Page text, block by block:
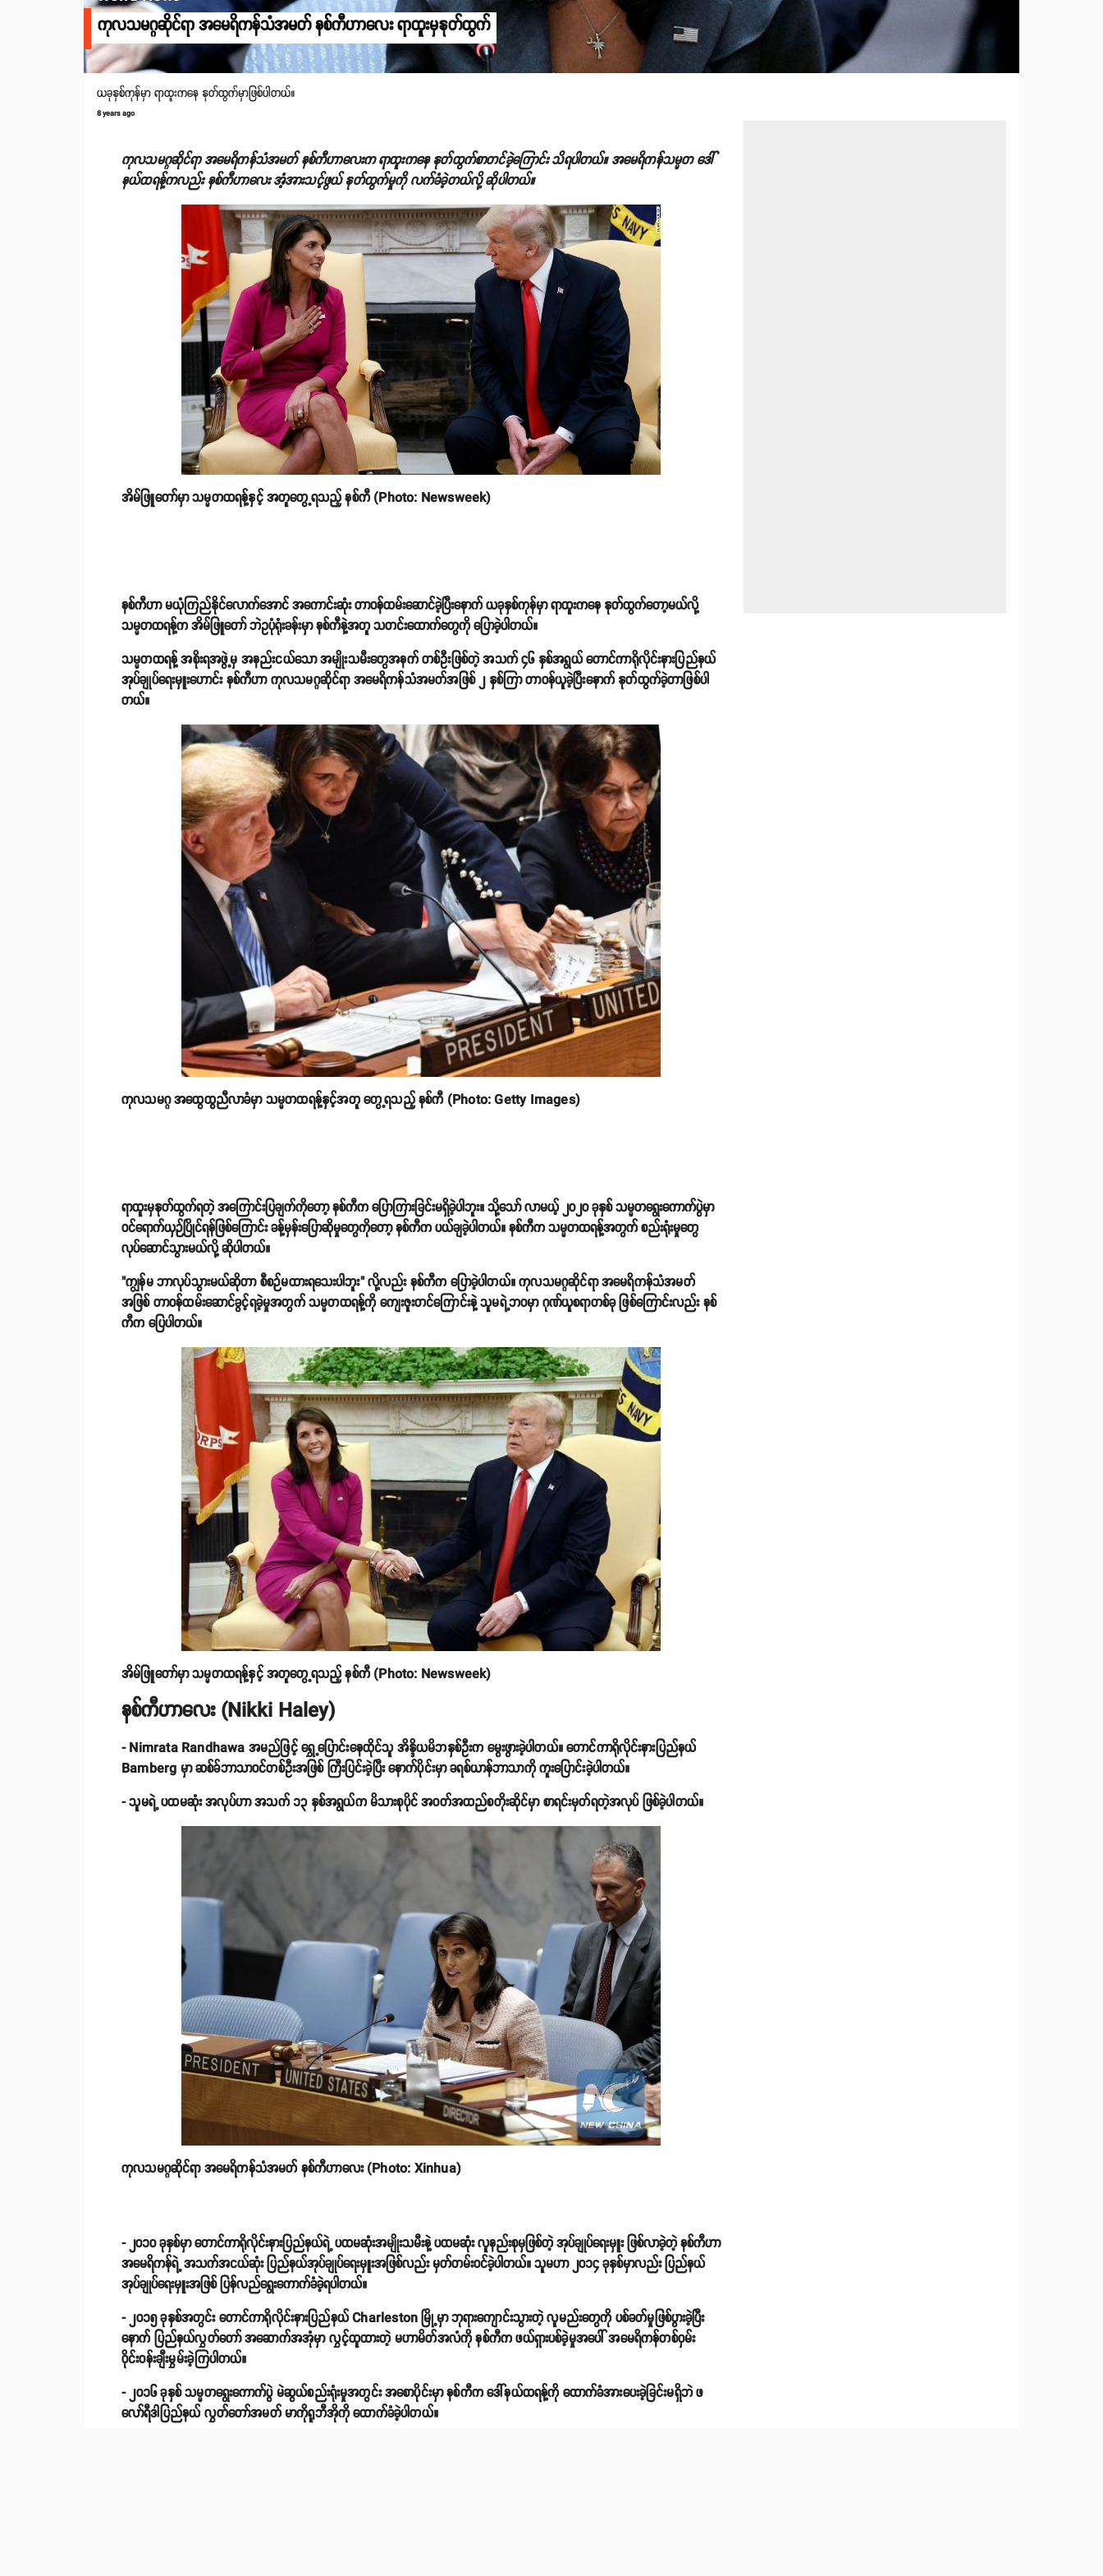
ကုလသမဂ္ဂဆိုင်ရာ အမေရိကန်သံအမတ် နစ်ကီဟာလေး ရာထူးမှနုတ်ထွက်
ယခုနှစ်ကုန်မှာ ရာထူးကနေ နုတ်ထွက်မှာဖြစ်ပါတယ်။
8 years ago
ကုလသမဂ္ဂဆိုင်ရာ အမေရိကန်သံအမတ် နစ်ကီဟာလေးက ရာထူးကနေ နုတ်ထွက်စာတင်ခဲ့ကြောင်း သိရပါတယ်။ အမေရိကန်သမ္မတ ဒေါ်
နယ်ထရန့်ကလည်း နစ်ကီဟာလေးအံ့အားသင့်ဖွယ်နုတ်ထွက်မှုကို လက်ခံခဲ့တယ်လို့ ဆိုပါတယ်။
အိမ်ဖြူတော်မှာ သမ္မတထရန့်နှင့် အတူတွေ့ရသည့် နစ်ကီ (Photo: Newsweek)
နစ်ကီဟာ မယုံကြည်နိုင်လောက်အောင် အကောင်းဆုံး တာဝန်ထမ်းဆောင်ခဲ့ပြီးနောက် ယခုနှစ်ကုန်မှာ ရာထူးကနေ နုတ်ထွက်တော့မယ်လို့
သမ္မတထရန့်က အိမ်ဖြူတော် ဘဲဥပုံရုံးခန်းမှာ နစ်ကီနဲ့အတူ သတင်းထောက်တွေကို ပြောခဲ့ပါတယ်။
သမ္မတထရန့် အစိုးရအဖွဲ့မှ အနည်းငယ်သော အမျိုးသမီးတွေအနက် တစ်ဦးဖြစ်တဲ့ အသက် ၄၆ နှစ်အရွယ် တောင်ကာရိုလိုင်းနားပြည်နယ်
အုပ်ချုပ်ရေးမှူးဟောင်း နစ်ကီဟာ ကုလသမဂ္ဂဆိုင်ရာ အမေရိကန်သံအမတ်အဖြစ် ၂ နှစ်ကြာ တာဝန်ယူခဲ့ပြီးနောက် နုတ်ထွက်ခဲ့တာဖြစ်ပါ
တယ်။
ကုလသမဂ္ဂ အထွေထွညီလာခံမှာ သမ္မတထရန့်နှင့်အတူ တွေ့ရသည့် နစ်ကီ (Photo: Getty Images)
ရာထူးမှနုတ်ထွက်ရတဲ့ အကြောင်းပြချက်ကိုတော့ နစ်ကီက ပြောကြားခြင်းမရှိခဲ့ပါဘူး။ သို့သော် လာမယ့် ၂၀၂၀ ခုနှစ် သမ္မတရွေးကောက်ပွဲမှာ
ဝင်ရောက်ယှဉ်ပြိုင်ရန်ဖြစ်ကြောင်း ခန့်မှန်းပြောဆိုမှုတွေကိုတော့ နစ်ကီက ပယ်ချခဲ့ပါတယ်။ နစ်ကီက သမ္မတထရန့်အတွက် စည်းရုံးမှုတွေ
လုပ်ဆောင်သွားမယ်လို့ ဆိုပါတယ်။
"ကျွန်မ ဘာလုပ်သွားမယ်ဆိုတာ စီစဉ်မထားရသေးပါဘူး" လို့လည်း နစ်ကီက ပြောခဲ့ပါတယ်။ ကုလသမဂ္ဂဆိုင်ရာ အမေရိကန်သံအမတ်
အဖြစ် တာဝန်ထမ်းဆောင်ခွင့်ရခဲ့မှုအတွက် သမ္မတထရန့်ကို ကျေးဇူးတင်ကြောင်းနဲ့ သူမရဲ့ဘဝမှာ ဂုဏ်ယူစရာတစ်ခု ဖြစ်ကြောင်းလည်း နစ်
ကီက ပြေပါတယ်။
အိမ်ဖြူတော်မှာ သမ္မတထရန့်နှင့် အတူတွေ့ရသည့် နစ်ကီ (Photo: Newsweek)
နစ်ကီဟာလေး (Nikki Haley)
- Nimrata Randhawa အမည်ဖြင့် ရွှေ့ပြောင်းနေထိုင်သူ အိန္ဒိယမိဘနှစ်ဦးက မွေးဖွားခဲ့ပါတယ်။ တောင်ကာရိုလိုင်းနားပြည်နယ်
Bamberg မှာ ဆစ်ခ်ဘာသာဝင်တစ်ဦးအဖြစ် ကြီးပြင်းခဲ့ပြီး နောက်ပိုင်းမှာ ခရစ်ယာန်ဘာသာကို ကူးပြောင်းခဲ့ပါတယ်။
- သူမရဲ့ ပထမဆုံး အလုပ်ဟာ အသက် ၁၃ နှစ်အရွယ်က မိသားစုပိုင် အဝတ်အထည်စတိုးဆိုင်မှာ စာရင်းမှတ်ရတဲ့အလုပ် ဖြစ်ခဲ့ပါတယ်။
ကုလသမဂ္ဂဆိုင်ရာ အမေရိကန်သံအမတ် နစ်ကီဟာလေး (Photo: Xinhua)
- ၂၀၁၀ ခုနှစ်မှာ တောင်ကာရိုလိုင်းနားပြည်နယ်ရဲ့ ပထမဆုံးအမျိုးသမီးနဲ့ ပထမဆုံး လူနည်းစုမှဖြစ်တဲ့ အုပ်ချုပ်ရေးမှူး ဖြစ်လာခဲ့တဲ့ နစ်ကီဟာ
အမေရိကန်ရဲ့ အသက်အငယ်ဆုံး ပြည်နယ်အုပ်ချုပ်ရေးမှူးအဖြစ်လည်း မှတ်တမ်းဝင်ခဲ့ပါတယ်။ သူမဟာ ၂၀၁၄ ခုနှစ်မှာလည်း ပြည်နယ်
အုပ်ချုပ်ရေးမှူးအဖြစ် ပြန်လည်ရွေးကောက်ခံခဲ့ရပါတယ်။
- ၂၀၁၅ ခုနှစ်အတွင်း တောင်ကာရိုလိုင်းနားပြည်နယ် Charleston မြို့မှာ ဘုရားကျောင်းသွားတဲ့ လူမည်းတွေကို ပစ်ခတ်မှုဖြစ်ပွားခဲ့ပြီး
နောက် ပြည်နယ်လွှတ်တော် အဆောက်အအုံမှာ လွှင့်ထူထားတဲ့ မဟာမိတ်အလံကို နစ်ကီက ဖယ်ရှားပစ်ခဲ့မှုအပေါ် အမေရိကန်တစ်ဝှမ်း
ဝိုင်းဝန်းချီးမွှမ်းခဲ့ကြပါတယ်။
- ၂၀၁၆ ခုနှစ် သမ္မတရွေးကောက်ပွဲ မဲဆွယ်စည်းရုံးမှုအတွင်း အစောပိုင်းမှာ နစ်ကီက ဒေါ်နယ်ထရန့်ကို ထောက်ခံအားပေးခဲ့ခြင်းမရှိဘဲ ဖ
လော်ရီဒါပြည်နယ် လွှတ်တော်အမတ် မာကိုရူဘီအိုကို ထောက်ခံခဲ့ပါတယ်။